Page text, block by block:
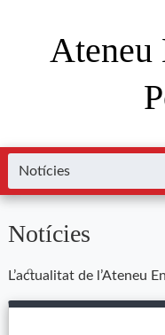
Ateneu
Notícies
L’actualitat de l’Ateneu